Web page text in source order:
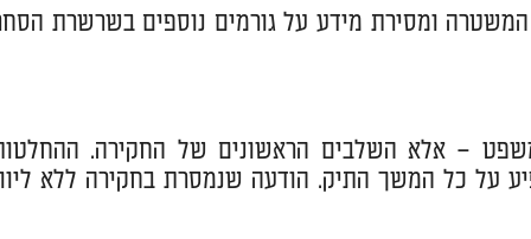
ומסירת מידע על גורמים נוספים בשרשרת
– אלא השלבים הראשונים של החקירה.
על כל המשך התיק. הודעה שנמסרת בחקירה ללא